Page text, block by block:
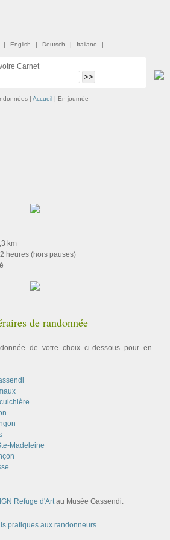
| English | Deutsch | Italiano |
Carnet
| Accueil | En journée
km
heures (hors pauses)
de randonnée
de votre choix ci-dessous pour en
Madeleine
Refuge d'Artau Musée Gassendi.
pratiques aux randonneurs.